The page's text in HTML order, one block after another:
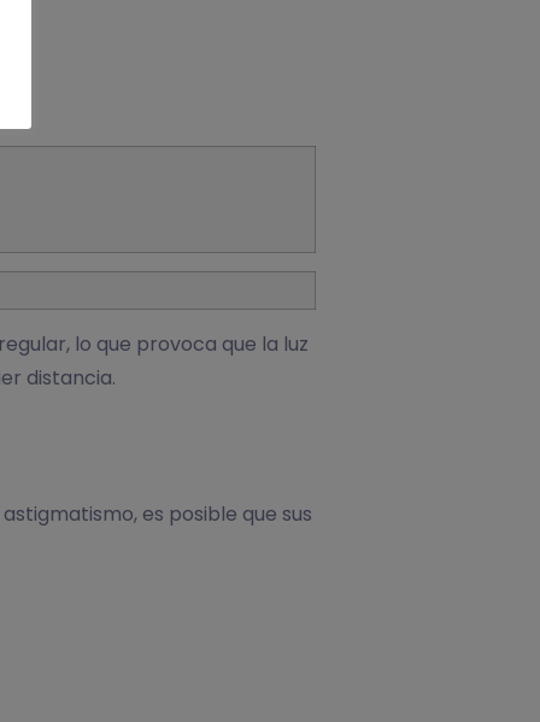
lo que provoca que la luz
distancia.
es posible que sus